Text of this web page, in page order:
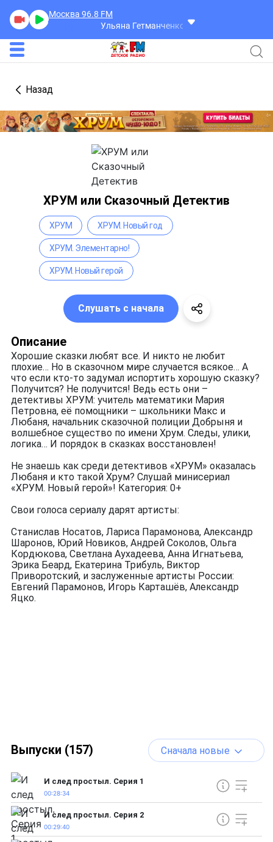
Москва 96.8 FM
Ульяна Гетманченко
Селфи
Назад
ХРУМ или Сказочный Детектив
Описание
Хорошие сказки любят все. И никто не любит
плохие… Но в сказочном мире случается всякое… А
что если кто-то задумал испортить хорошую сказку?
Получится? Не получится! Ведь есть они –
детективы ХРУМ: учитель математики Мария
Петровна, её помощники – школьники Макс и
Любаня, начальник сказочной полиции Добрыня и
волшебное существо по имени Хрум. Следы, улики,
логика… И порядок в сказках восстановлен!
Не знаешь как среди детективов «ХРУМ» оказалась
Любаня и кто такой Хрум? Слушай минисериал
«ХРУМ. Новый герой»! Категория: 0+
Свои голоса сериалу дарят артисты:
Станислав Носатов, Лариса Парамонова, Александр
Шаронов, Юрий Новиков, Андрей Соколов, Ольга
Кордюкова, Светлана Аухадеева, Анна Игнатьева,
Эрика Беард, Екатерина Трибуль, Виктор
Приворотский, и заслуженные артисты России:
Евгений Парамонов, Игорь Карташёв, Александр
Яцко.
ХРУМ ХРУМ. Новый год
ХРУМ. Элементарно!
ХРУМ. Новый герой
Слушать с начала
Выпуски (157) Сначала новые
И след простыл. Серия 1
00:28:34
И след простыл. Серия 2
00:29:40